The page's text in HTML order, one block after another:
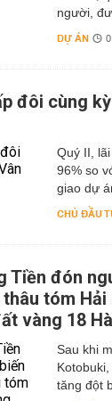
người,
DỰ ÁN
đôi cùng
Quý II,
96% so
giao dự
CHỦ ĐẦU
Tiền đón
tóm Hải
vàng 18
Sau khi
tăng đột